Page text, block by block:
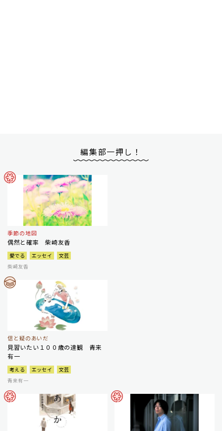
編集部一押し！
季節の地図
偶然と確率 柴崎友香
愛でる エッセイ
文芸
柴崎友香
信と疑のあいだ
見習いたい１００歳の達観 青来
有一
考える エッセイ
文芸
青来有一